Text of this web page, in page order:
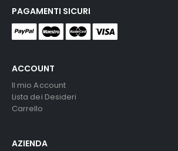
ACCOUNT
Il mio Account
Lista dei Desideri
Carrello
AZIENDA
PAGAMENTI SICURI